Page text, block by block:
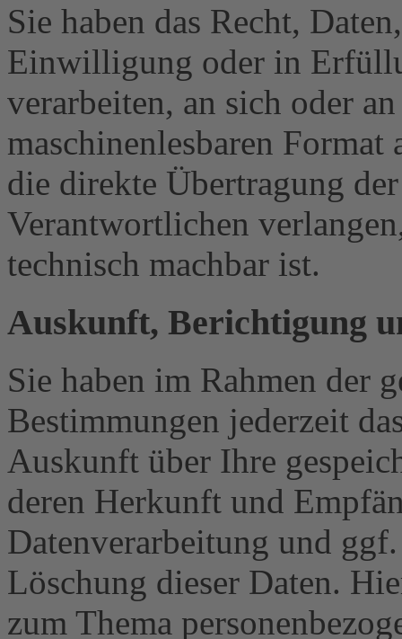
Sie haben das Recht,
Einwilligung oder in
verarbeiten, an sich oder
maschinenlesbaren Format
die direkte Übertragung
Verantwortlichen
technisch machbar ist.
Auskunft, Berichtigung
Sie haben im Rahmen der
Bestimmungen jederzeit
Auskunft über Ihre
deren Herkunft und
Datenverarbeitung und
Löschung dieser Daten.
zum Thema